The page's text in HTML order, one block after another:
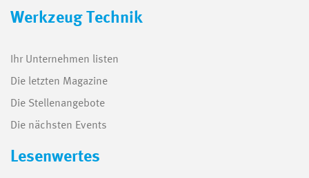
Werkzeug Technik
Ihr Unternehmen listen
Die letzten Magazine
Die Stellenangebote
Die nächsten Events
Lesenwertes